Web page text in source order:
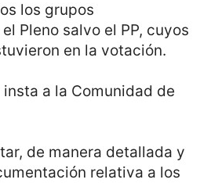
los grupos
Pleno salvo el PP, cuyos
en la votación.
a la Comunidad de
de manera detallada y
relativa a los